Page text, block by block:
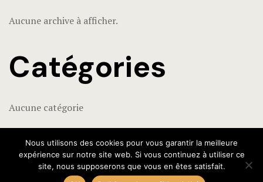
Aucune archive à afficher.
Catégories
Aucune catégorie
Nous utilisons des cookies pour vous garantir la meilleure
expérience sur notre site web. Si vous continuez à utiliser ce
site, nous supposerons que vous en êtes satisfait.